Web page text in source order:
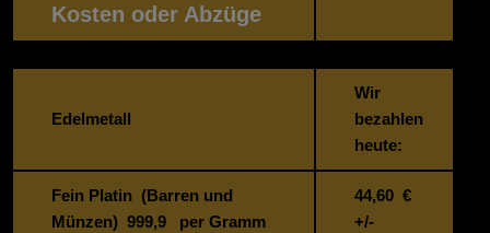
Kosten oder Abzüge
Edelmetall
Wir
bezahlen
heute:
Fein Platin (Barren und
Münzen) 999,9 per Gramm
44,60 €
+/-